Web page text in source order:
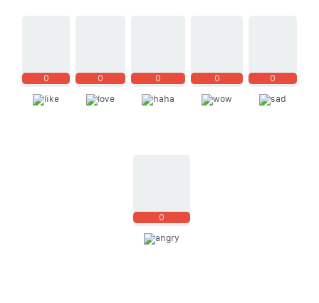
0 0 0 0 0
0